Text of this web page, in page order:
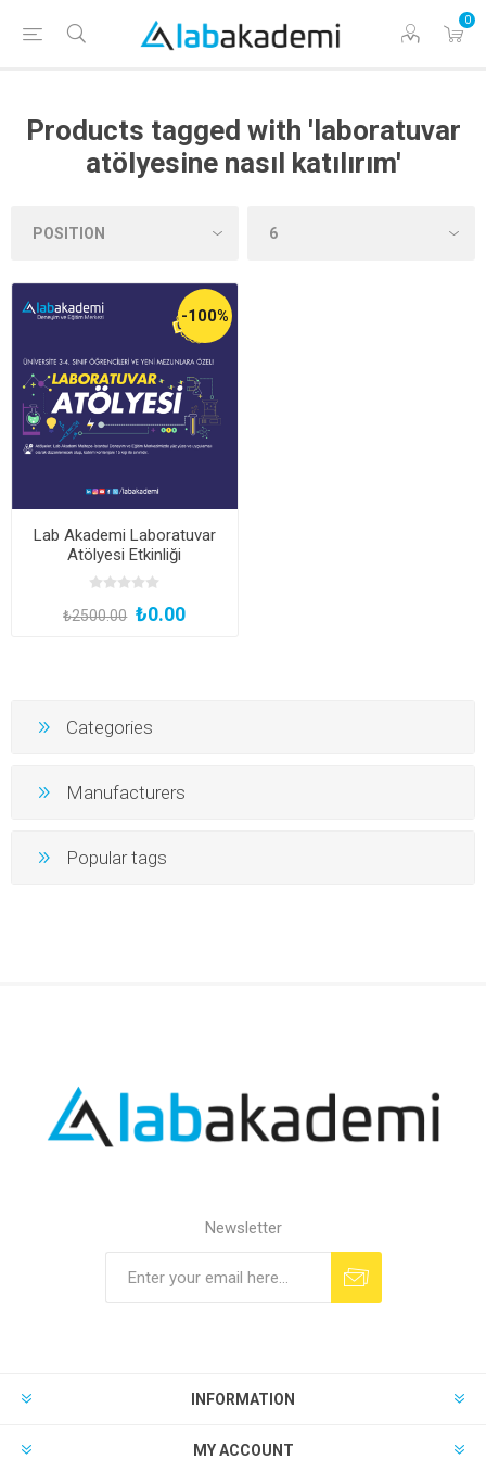
0
Products tagged with 'laboratuvar
atölyesine nasıl katılırım'
-100%
Lab Akademi Laboratuvar
Atölyesi Etkinliği
₺2500.00 ₺0.00
Categories
Manufacturers
Popular tags
Newsletter
INFORMATION
MY ACCOUNT